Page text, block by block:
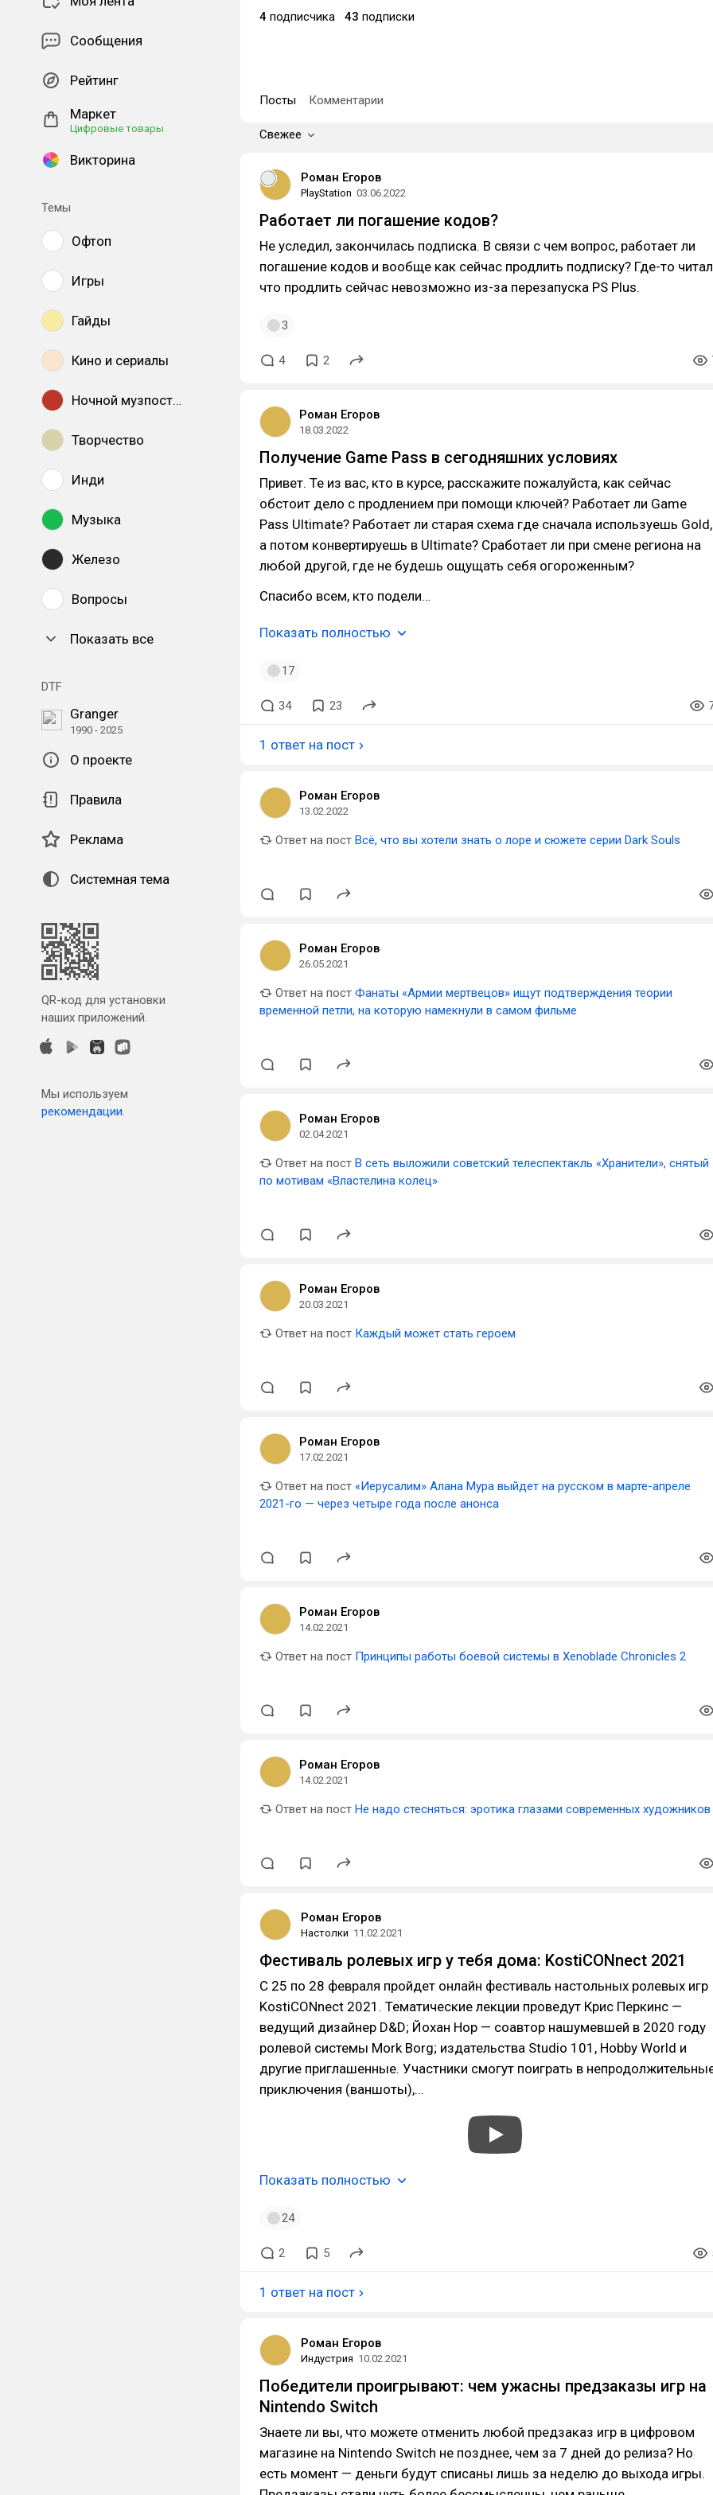
Сообщения
Рейтинг
Маркет
Цифровые товары
Викторина
Темы
Офтоп
Игры
Гайды
Кино и сериалы
Ночной музпостинг
Творчество
Инди
Музыка
Железо
Вопросы
Показать все
DTF
Granger
1990 - 2025
О проекте
Правила
Реклама
Системная тема
QR-код для установки
наших приложений.
Мы используем
рекомендации.
4 подписчика 43 подписки
Посты Комментарии
Свежее
Роман Егоров
PlayStation 03.06.2022
Работает ли погашение кодов?
Не уследил, закончилась подписка. В связи с чем вопрос, работает ли
погашение кодов и вообще как сейчас продлить подписку? Где-то
что продлить сейчас невозможно из-за перезапуска PS Plus.
3
4 2
Роман Егоров
18.03.2022
Получение Game Pass в сегодняшних условиях
Привет. Те из вас, кто в курсе, расскажите пожалуйста, как сейчас
обстоит дело с продлением при помощи ключей? Работает ли Game
Pass Ultimate? Работает ли старая схема где сначала используешь Gold,
а потом конвертируешь в Ultimate? Сработает ли при смене региона на
любой другой, где не будешь ощущать себя огороженным?
Спасибо всем, кто подели…
Показать полностью
17
34 23
1 ответ на пост
Роман Егоров
13.02.2022
Ответ на пост Всё, что вы хотели знать о лоре и сюжете серии Dark Souls
Роман Егоров
26.05.2021
Ответ на пост Фанаты «Армии мертвецов» ищут подтверждения теории
временной петли, на которую намекнули в самом фильме
Роман Егоров
02.04.2021
Ответ на пост В сеть выложили советский телеспектакль «Хранители», снятый
по мотивам «Властелина колец»
Роман Егоров
20.03.2021
Ответ на пост Каждый может стать героем
Роман Егоров
17.02.2021
Ответ на пост «Иерусалим» Алана Мура выйдет на русском в марте-апреле
2021-го — через четыре года после анонса
Роман Егоров
14.02.2021
Ответ на пост Принципы работы боевой системы в Xenoblade Chronicles 2
Роман Егоров
14.02.2021
Ответ на пост Не надо стесняться: эротика глазами современных художников
Роман Егоров
Настолки 11.02.2021
Фестиваль ролевых игр у тебя дома: KostiCONnect 2021
С 25 по 28 февраля пройдет онлайн фестиваль настольных ролевых игр
KostiCONnect 2021. Тематические лекции проведут Крис Перкинс —
ведущий дизайнер D&D; Йохан Нор — соавтор нашумевшей в 2020 году
ролевой системы Mork Borg; издательства Studio 101, Hobby World и
другие приглашенные. Участники смогут поиграть в
приключения (ваншоты),…
Показать полностью
24
2 5
1 ответ на пост
Роман Егоров
Индустрия 10.02.2021
Победители проигрывают: чем ужасны предзаказы игр на
Nintendo Switch
Знаете ли вы, что можете отменить любой предзаказ игр в цифровом
магазине на Nintendo Switch не позднее, чем за 7 дней до релиза? Но
есть момент — деньги будут списаны лишь за неделю до выхода игры.